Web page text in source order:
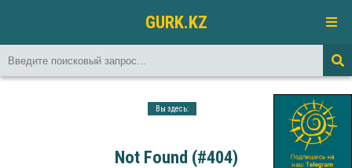
GURK.KZ
Вы здесь:
Not Found (#404)